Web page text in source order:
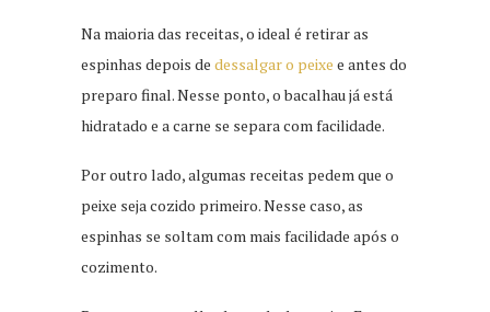
Na maioria das receitas, o ideal é retirar as
espinhas depois de dessalgar o peixe e antes do
preparo final. Nesse ponto, o bacalhau já está
hidratado e a carne se separa com facilidade.
Por outro lado, algumas receitas pedem que o
peixe seja cozido primeiro. Nesse caso, as
espinhas se soltam com mais facilidade após o
cozimento.